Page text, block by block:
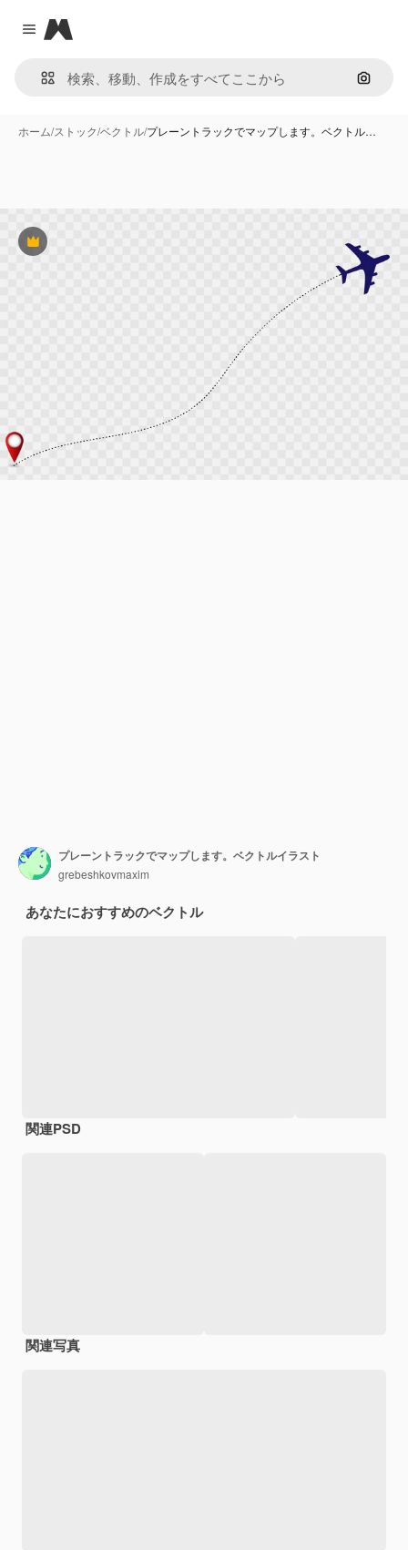
Close menu
Magnific
画像で
ホーム/ストック/ベクトル/プレーントラックでマップします。ベクトル…
Premium
プレーントラックでマップします。ベクトルイラスト
grebeshkovmaxim
あなたにおすすめのベクトル
関連PSD
関連写真